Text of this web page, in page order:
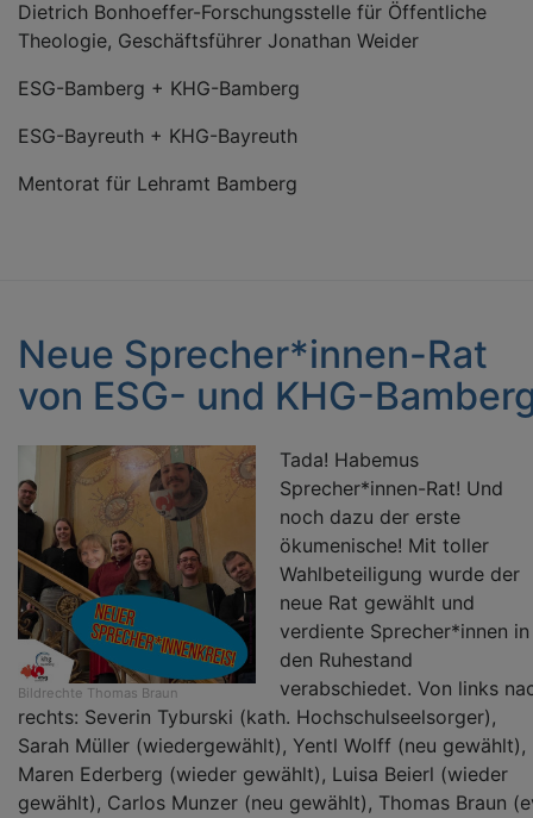
Dietrich Bonhoeffer-Forschungsstelle für Öffentliche
Theologie, Geschäftsführer Jonathan Weider
ESG-Bamberg + KHG-Bamberg
ESG-Bayreuth + KHG-Bayreuth
Mentorat für Lehramt Bamberg
Neue Sprecher*innen-Rat
von ESG- und KHG-
Bildrechte Thomas Braun
Tada! Habemus
Sprecher*innen-Rat! Und
noch dazu der erste
ökumenische! Mit toller
Wahlbeteiligung wurde der
neue Rat gewählt und
verdiente Sprecher*innen in
den Ruhestand
verabschiedet. Von links
rechts: Severin Tyburski (kath. Hochschulseelsorger),
Sarah Müller (wiedergewählt), Yentl Wolff (neu gewählt),
Maren Ederberg (wieder gewählt), Luisa Beierl (wieder
gewählt), Carlos Munzer (neu gewählt), Thomas Braun